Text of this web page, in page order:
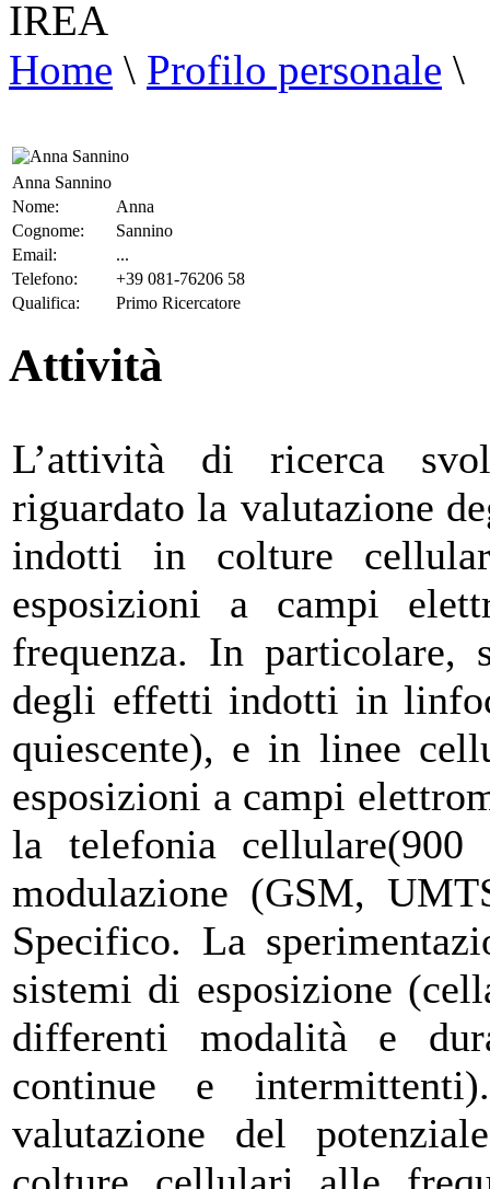
Home \ Profilo personale \
Anna Sannino
Nome:
Anna
Cognome:
Sannino
Email:
...
Telefono:
+39 081-76206 58
Qualifica:
Primo Ricercatore
Attività
L’attività di ricerca
riguardato la valutazione
indotti in colture
esposizioni a campi
frequenza. In particolare,
degli effetti indotti in
quiescente), e in linee
esposizioni a campi
la telefonia
modulazione (GSM,
Specifico. La
sistemi di esposizione
differenti modalità e
continue e
valutazione del